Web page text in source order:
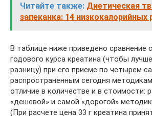
Читайте также: Диетическая
запеканка: 14 низкокалорийных
В таблице ниже приведено сравнение
годового курса креатина (чтобы
разницу) при его приеме по четырем
распространенным сегодня
отличие в количестве и в стоимости:
«дешевой» и самой «дорогой»
(При расчете цена 33 г креатина